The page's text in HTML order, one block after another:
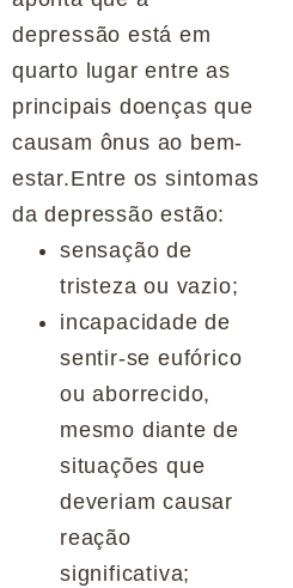
depressão está em
quarto lugar entre as
principais doenças que
causam ônus ao bem-
estar.Entre os sintomas
da depressão estão:
sensação de
tristeza ou vazio;
incapacidade de
sentir-se eufórico
ou aborrecido,
mesmo diante de
situações que
deveriam causar
reação
significativa;